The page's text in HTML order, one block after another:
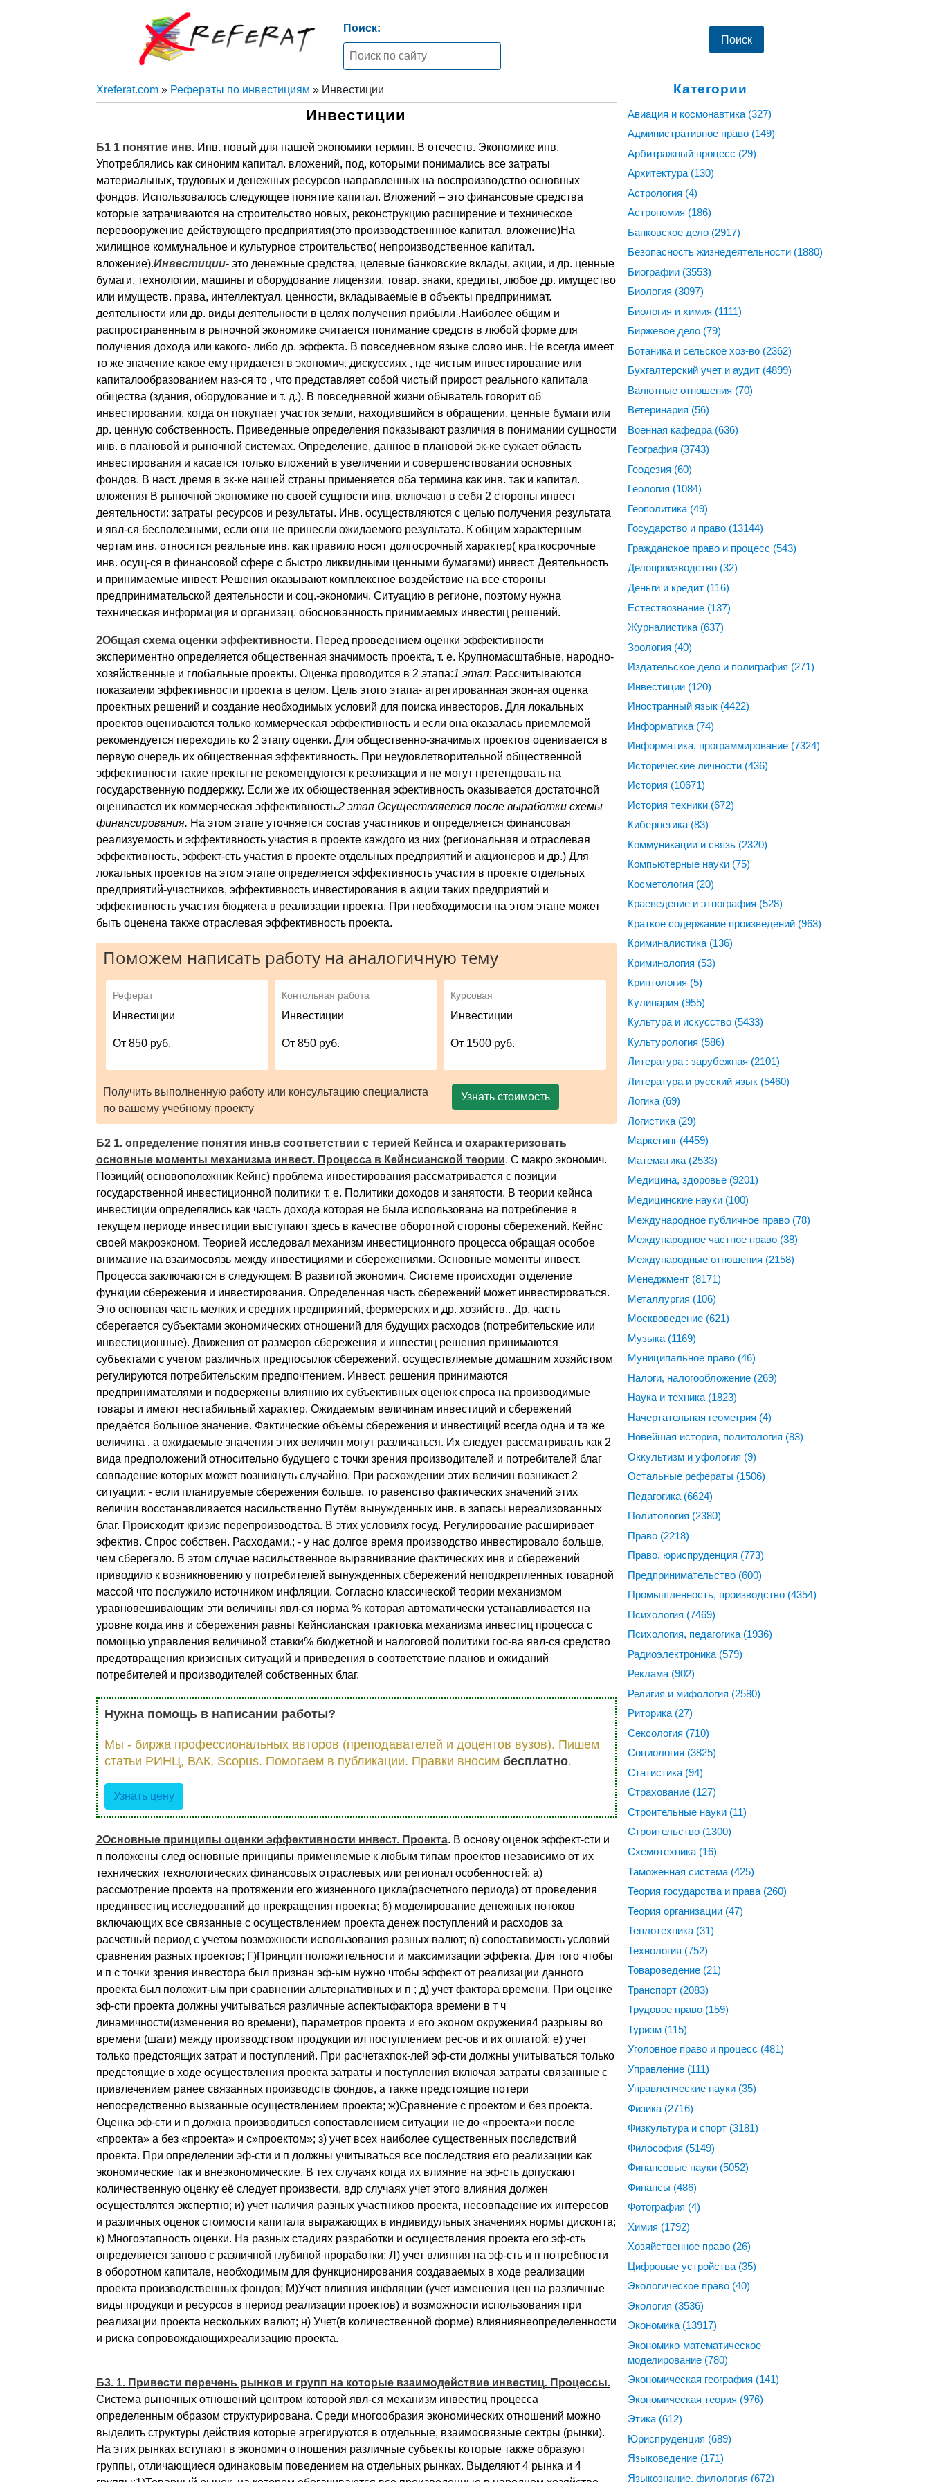
Поиск:
Xreferat.com» Рефераты по инвестициям » Инвестиции
Инвестиции
Б1 1 понятие инв.Инв. новый для нашей экономики термин. В отечеств. Экономике инв.
Употреблялись как синоним капитал. вложений, под, которыми понимались все затраты
материальных, трудовых и денежных ресурсов направленных на воспроизводство основных
фондов. Использовалось следующее понятие капитал. Вложений – это финансовые средства
которые затрачиваются на строительство новых, реконструкцию расширение и техническое
перевооружение действующего предприятия(это производственнное капитал. вложение)На
жилищное коммунальное и культурное строительство( непроизводственное капитал.
вложение).Инвестиции- это денежные средства, целевые банковские вклады, акции, и др. ценные
бумаги, технологии, машины и оборудование лицензии, товар. знаки, кредиты, любое др. имущество
или имуществ. права, интеллектуал. ценности, вкладываемые в объекты предпринимат.
деятельности или др. виды деятельности в целях получения прибыли .Наиболее общим и
распространенным в рыночной экономике считается понимание средств в любой форме для
получения дохода или какого- либо др. эффекта. В повседневном языке слово инв. Не всегда имеет
то же значение какое ему придается в экономич. дискуссиях , где чистым инвестирование или
капиталообразованием наз-ся то , что представляет собой чистый прирост реального капитала
общества (здания, оборудование и т. д.). В повседневной жизни обыватель говорит об
инвестировании, когда он покупает участок земли, находившийся в обращении, ценные бумаги или
др. ценную собственность. Приведенные определения показывают различия в понимании сущности
инв. в плановой и рыночной системах. Определение, данное в плановой эк-ке сужает область
инвестирования и касается только вложений в увеличении и совершенствовании основных
фондов. В наст. дремя в эк-ке нашей страны применяется оба термина как инв. так и капитал.
вложения В рыночной экономике по своей сущности инв. включают в себя 2 стороны инвест
деятельности: затраты ресурсов и результаты. Инв. осуществляются с целью получения результата
и явл-ся бесполезными, если они не принесли ожидаемого результата. К общим характерным
чертам инв. относятся реальные инв. как правило носят долгосрочный характер( краткосрочные
инв. осущ-ся в финансовой сфере с быстро ликвидными ценными бумагами) инвест. Деятельность
и принимаемые инвест. Решения оказывают комплексное воздействие на все стороны
предпринимательской деятельности и соц.-экономич. Ситуацию в регионе, поэтому нужна
техническая информация и организац. обоснованность принимаемых инвестиц решений.
2Общая схема оценки эффективности. Перед проведением оценки эффективности
экспериментно определяется общественная значимость проекта, т. е. Крупномасштабные, народно-
хозяйственные и глобальные проекты. Оценка проводится в 2 этапа:1 этап: Рассчитываются
показаиели эффективности проекта в целом. Цель этого этапа- агрегированная экон-ая оценка
проектных решений и создание необходимых условий для поиска инвесторов. Для локальных
проектов оцениваются только коммерческая эффективность и если она оказалась приемлемой
рекомендуется переходить ко 2 этапу оценки. Для общественно-значимых проектов оценивается в
первую очередь их общественная эффективность. При неудовлетворительной общественной
эффективности такие пректы не рекомендуются к реализации и не могут претендовать на
государственную поддержку. Если же их обющественная эфективность оказывается достаточной
оценивается их коммерческая эффективность.2 этап Осуществляется после выработки схемы
финансирования. На этом этапе уточняется состав участников и определяется финансовая
реализуемость и эффективность участия в проекте каждого из них (региональная и отраслевая
эффективность, эффект-сть участия в проекте отдельных предприятий и акционеров и др.) Для
локальных проектов на этом этапе определяется эффективность участия в проекте отдельных
предприятий-участников, эффективность инвестирования в акции таких предприятий и
эффективность участия бюджета в реализации проекта. При необходимости на этом этапе может
быть оценена также отраслевая эффективность проекта.
Поможем написать работу на аналогичную тему
Реферат
Инвестиции
От 850 руб.
Контольная работа
Инвестиции
От 850 руб.
Курсовая
Инвестиции
От 1500 руб.
Получить выполненную работу или консультацию специалиста
по вашему учебному проекту
Узнать стоимость
Б2 1. определение понятия инв.в соответствии с терией Кейнса и охарактеризовать
основные моменты механизма инвест. Процесса в Кейнсианской теории. С макро экономич.
Позиций( основоположник Кейнс) проблема инвестирования рассматривается с позиции
государственной инвестиционной политики т. е. Политики доходов и занятости. В теории кейнса
инвестиции определялись как часть дохода которая не была использована на потребление в
текущем периоде инвестиции выступают здесь в качестве оборотной стороны сбережений. Кейнс
своей макроэконом. Теорией исследовал механизм инвестиционного процесса обращая особое
внимание на взаимосвязь между инвестициями и сбережениями. Основные моменты инвест.
Процесса заключаются в следующем: В развитой экономич. Системе происходит отделение
функции сбережения и инвестирования. Определенная часть сбережений может инвестироваться.
Это основная часть мелких и средних предприятий, фермерских и др. хозяйств.. Др. часть
сберегается субъектами экономических отношений для будущих расходов (потребительские или
инвестиционные). Движения от размеров сбережения и инвестиц решения принимаются
субъектами с учетом различных предпосылок сбережений, осуществляемые домашним хозяйством
регулируются потребительским предпочтением. Инвест. решения принимаются
предпринимателями и подвержены влиянию их субъективных оценок спроса на производимые
товары и имеют нестабильный характер. Ожидаемым величинам инвестиций и сбережений
предаётся большое значение. Фактические объёмы сбережения и инвестиций всегда одна и та же
величина , а ожидаемые значения этих величин могут различаться. Их следует рассматривать как 2
вида предположений относительно будущего с точки зрения производителей и потребителей благ
совпадение которых может возникнуть случайно. При расхождении этих величин возникает 2
ситуации: - если планируемые сбережения больше, то равенство фактических значений этих
величин восстанавливается насильственно Путём вынужденных инв. в запасы нереализованных
благ. Происходит кризис перепроизводства. В этих условиях госуд. Регулирование расширивает
эфектив. Спрос собствен. Расходами.; - у нас долгое время производство инвестировало больше,
чем сберегало. В этом случае насильственное выравнивание фактических инв и сбережений
приводило к возникновению у потребителей вынужденных сбережений неподкрепленных товарной
массой что послужило источником инфляции. Согласно классической теории механизмом
уравновешивающим эти величины явл-ся норма % которая автоматически устанавливается на
уровне когда инв и сбережения равны Кейнсианская трактовка механизма инвестиц процесса с
помощью управления величиной ставки% бюджетной и налоговой политики гос-ва явл-ся средство
предотвращения кризисных ситуаций и приведения в соответствие планов и ожиданий
потребителей и производителей собственных благ.
Нужна помощь в написании работы?
Мы - биржа профессиональных авторов (преподавателей и доцентов вузов). Пишем
статьи РИНЦ, ВАК, Scopus. Помогаем в публикации. Правки вносим бесплатно.
Узнать цену
2Основные принципы оценки эффективности инвест. Проекта. В основу оценок эффект-сти и
п положены след основные принципы применяемые к любым типам проектов независимо от их
технических технологических финансовых отраслевых или регионал особенностей: а)
рассмотрение проекта на протяжении его жизненного цикла(расчетного периода) от проведения
прединвестиц исследований до прекращения проекта; б) моделирование денежных потоков
включающих все связанные с осуществлением проекта денеж поступлений и расходов за
расчетный период с учетом возможности использования разных валют; в) сопоставимость условий
сравнения разных проектов; Г)Принцип положительности и максимизации эффекта. Для того чтобы
и п с точки зрения инвестора был признан эф-ым нужно чтобы эффект от реализации данного
проекта был положит-ым при сравнении альтернативных и п ; д) учет фактора времени. При оценке
эф-сти проекта должны учитываться различные аспектыфактора времени в т ч
динамичности(изменения во времени), параметров проекта и его эконом окружения4 разрывы во
времени (шаги) между производством продукции ил поступлением рес-ов и их оплатой; е) учет
только предстоящих затрат и поступлений. При расчетахпок-лей эф-сти должны учитываться только
предстоящие в ходе осуществления проекта затраты и поступления включая затраты связанные с
привлечением ранее связанных производств фондов, а также предстоящие потери
непосредственно вызванные осуществлением проекта; ж)Сравнение с проектом и без проекта.
Оценка эф-сти и п должна производиться сопоставлением ситуации не до «проекта»и после
«проекта» а без «проекта» и с»проектом»; з) учет всех наиболее существенных последствий
проекта. При определении эф-сти и п должны учитываться все последствия его реализации как
экономические так и внеэкономические. В тех случаях когда их влияние на эф-сть допускают
количественную оценку её следует произвести, вдр случаях учет этого влияния должен
осуществлятся экспертно; и) учет наличия разных участников проекта, несовпадение их интересов
и различных оценок стоимости капитала выражающих в индивидульных значениях нормы дисконта;
к) Многоэтапность оценки. На разных стадиях разработки и осуществления проекта его эф-сть
определяется заново с различной глубиной проработки; Л) учет влияния на эф-сть и п потребности
в оборотном капитале, необходимым для функционирования создаваемых в ходе реализации
проекта производственных фондов; М)Учет влияния инфляции (учет изменения цен на различные
виды продукци и ресурсов в период реализации проектов) и возможности использования при
реализации проекта нескольких валют; н) Учет(в количественной форме) влияниянеопределенности
и риска сопровождающихреализацию проекта.
Б3. 1. Привести перечень рынков и групп на которые взаимодействие инвестиц. Процессы.
Система рыночных отношений центром которой явл-ся механизм инвестиц процесса
определенным образом структурирована. Среди многообразия экономических отношений можно
выделить структуры действия которые агрегируются в отдельные, взаимосвязные сектры (рынки).
На этих рынках вступают в экономич отношения различные субъекты которые также образуют
группы, отличающиеся одинаковым поведением на отдельных рынках. Выделяют 4 рынка и 4
Категории
Авиация и космонавтика (327)
Административное право (149)
Арбитражный процесс (29)
Архитектура (130)
Астрология (4)
Астрономия (186)
Банковское дело (2917)
Безопасность жизнедеятельности (1880)
Биографии (3553)
Биология (3097)
Биология и химия (1111)
Биржевое дело (79)
Ботаника и сельское хоз-во (2362)
Бухгалтерский учет и аудит (4899)
Валютные отношения (70)
Ветеринария (56)
Военная кафедра (636)
География (3743)
Геодезия (60)
Геология (1084)
Геополитика (49)
Государство и право (13144)
Гражданское право и процесс (543)
Делопроизводство (32)
Деньги и кредит (116)
Естествознание (137)
Журналистика (637)
Зоология (40)
Издательское дело и полиграфия (271)
Инвестиции (120)
Иностранный язык (4422)
Информатика (74)
Информатика, программирование (7324)
Исторические личности (436)
История (10671)
История техники (672)
Кибернетика (83)
Коммуникации и связь (2320)
Компьютерные науки (75)
Косметология (20)
Краеведение и этнография (528)
Краткое содержание произведений (963)
Криминалистика (136)
Криминология (53)
Криптология (5)
Кулинария (955)
Культура и искусство (5433)
Культурология (586)
Литература : зарубежная (2101)
Литература и русский язык (5460)
Логика (69)
Логистика (29)
Маркетинг (4459)
Математика (2533)
Медицина, здоровье (9201)
Медицинские науки (100)
Международное публичное право (78)
Международное частное право (38)
Международные отношения (2158)
Менеджмент (8171)
Металлургия (106)
Москвоведение (621)
Музыка (1169)
Муниципальное право (46)
Налоги, налогообложение (269)
Наука и техника (1823)
Начертательная геометрия (4)
Новейшая история, политология (83)
Оккультизм и уфология (9)
Остальные рефераты (1506)
Педагогика (6624)
Политология (2380)
Право (2218)
Право, юриспруденция (773)
Предпринимательство (600)
Промышленность, производство (4354)
Психология (7469)
Психология, педагогика (1936)
Радиоэлектроника (579)
Реклама (902)
Религия и мифология (2580)
Риторика (27)
Сексология (710)
Социология (3825)
Статистика (94)
Страхование (127)
Строительные науки (11)
Строительство (1300)
Схемотехника (16)
Таможенная система (425)
Теория государства и права (260)
Теория организации (47)
Теплотехника (31)
Технология (752)
Товароведение (21)
Транспорт (2083)
Трудовое право (159)
Туризм (115)
Уголовное право и процесс (481)
Управление (111)
Управленческие науки (35)
Физика (2716)
Физкультура и спорт (3181)
Философия (5149)
Финансовые науки (5052)
Финансы (486)
Фотография (4)
Химия (1792)
Хозяйственное право (26)
Цифровые устройства (35)
Экологическое право (40)
Экология (3536)
Экономика (13917)
Экономико-математическое
моделирование (780)
Экономическая география (141)
Экономическая теория (976)
Этика (612)
Юриспруденция (689)
Языковедение (171)
Языкознание, филология (672)